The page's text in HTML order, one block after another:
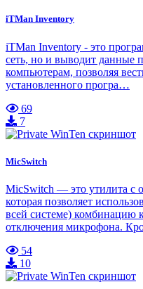
iTMan Inventory
iTMan Inventory - это
сеть, но и выводит данные
компьютерам, позволяя
установленного програ…
69
7
MicSwitch
MicSwitch — это утилита с
которая позволяет
всей системе) комбинацию
отключения микрофона.
54
10